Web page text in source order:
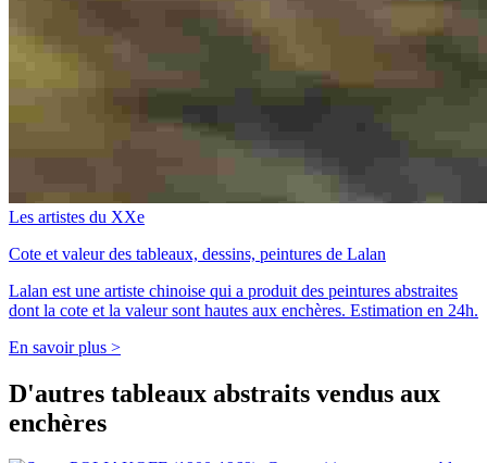
Les artistes du XXe
Cote et valeur des tableaux, dessins, peintures de Lalan
Lalan est une artiste chinoise qui a produit des peintures abstraites
dont la cote et la valeur sont hautes aux enchères. Estimation en 24h.
En savoir plus >
D'autres tableaux abstraits vendus aux
enchères